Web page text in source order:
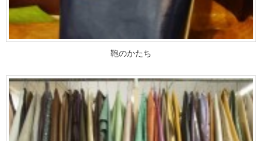
鞄のかたち